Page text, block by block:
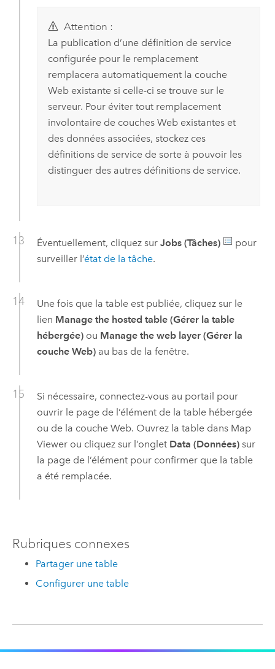
Attention :
La publication d’une définition de service
configurée pour le remplacement
remplacera automatiquement la couche
Web existante si celle-ci se trouve sur le
serveur. Pour éviter tout remplacement
involontaire de couches Web existantes et
des données associées, stockez ces
définitions de service de sorte à pouvoir les
distinguer des autres définitions de service.
Éventuellement, cliquez sur Jobs (Tâches)
pour
surveiller l’état de la tâche.
Une fois que la table est publiée, cliquez sur le
lien Manage the hosted table (Gérer la table
hébergée)ou Manage the web layer (Gérer la
couche Web)au bas de la fenêtre.
Si nécessaire, connectez-vous au portail pour
ouvrir le page de l’élément de la table hébergée
ou de la couche Web. Ouvrez la table dans Map
Viewerou cliquez sur l’onglet Data (Données)sur
la page de l’élément pour confirmer que la table
a été remplacée.
Rubriques connexes
Partager une table
Configurer une table